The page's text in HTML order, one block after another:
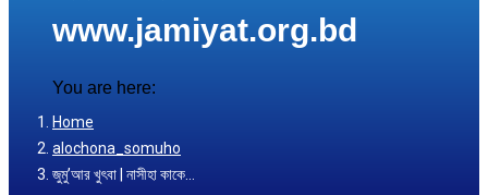
www.jamiyat.org.bd
You are here:
Home
alochona_somuho
জুমু’আর খুৎবা | নাসীহা কাকে…